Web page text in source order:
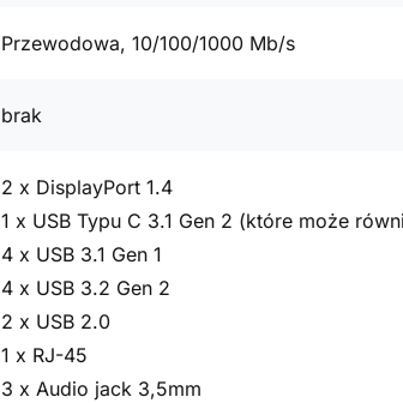
Przewodowa, 10/100/1000 Mb/s
brak
2 x DisplayPort 1.4
1 x USB Typu C 3.1 Gen 2 (które może
4 x USB 3.1 Gen 1
4 x USB 3.2 Gen 2
2 x USB 2.0
1 x RJ-45
3 x Audio jack 3,5mm